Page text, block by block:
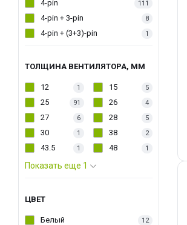
4-pin 111
4-pin + 3-pin 8
4-pin + (3+3)-pin 1
ТОЛЩИНА ВЕНТИЛЯТОРА, ММ
12 1 15 5
25 91 26 4
27 6 28 5
30 1 38 2
43.5 1 48 1
Показать еще 1
ЦВЕТ
Белый 12